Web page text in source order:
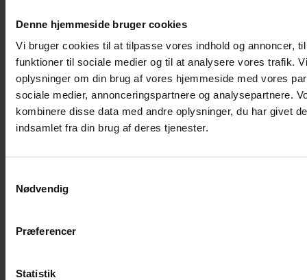
Denne hjemmeside bruger cookies
Vi bruger cookies til at tilpasse vores indhold og annoncer,
funktioner til sociale medier og til at analysere vores trafik.
oplysninger om din brug af vores hjemmeside med vores
sociale medier, annonceringspartnere og analysepartnere.
kombinere disse data med andre oplysninger, du har givet
indsamlet fra din brug af deres tjenester.
Nødvendig
Præferencer
Statistik
Kaninbur
Rottebur
Marsvinebur
Løbegård
Overdækning løbegård
Indretning til bure